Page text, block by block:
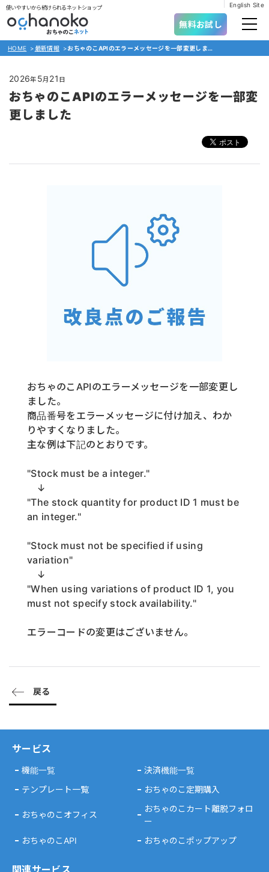
English Site
使いやすいから続けられるネットショップ
無料お試し
HOME >最新情報 > おちゃのこAPIのエラーメッセージを一部変更しました
2026年 5月 21 日
おちゃのこAPIのエラーメッセージを一部変
更しました
おちゃのこAPIのエラーメッセージを一部変更し
ました。
商品番号をエラーメッセージに付け加え、わか
りやすくなりました。
主な例は下記のとおりです。
"Stock must be a integer."
↓
"The stock quantity for product ID 1 must be
an integer."
"Stock must not be specified if using
variation"
↓
"When using variations of product ID 1, you
must not specify stock availability."
エラーコードの変更はございません。
戻る
サービス
機能一覧
決済機能一覧
テンプレート一覧
おちゃのこ定期購入
おちゃのこオフィス
おちゃのこカート離脱フォロ
ー
おちゃのこAPI
おちゃのこポップアップ
関連サービス